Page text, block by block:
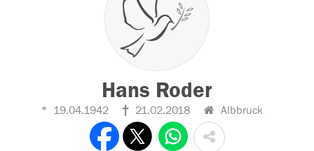
Hans Roder
19.04.1942 21.02.2018 Albbruck